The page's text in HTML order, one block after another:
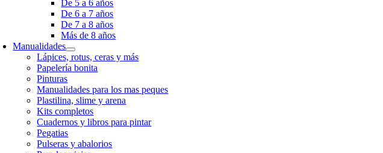
De 5 a 6 años
De 6 a 7 años
De 7 a 8 años
Más de 8 años
Manualidades
Lápices, rotus, ceras y más
Papelería bonita
Pinturas
Manualidades para los mas peques
Plastilina, slime y arena
Kits completos
Cuadernos y libros para pintar
Pegatias
Pulseras y abalorios